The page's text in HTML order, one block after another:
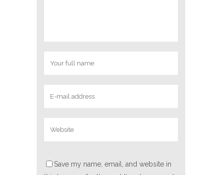
Save my name, email, and website in